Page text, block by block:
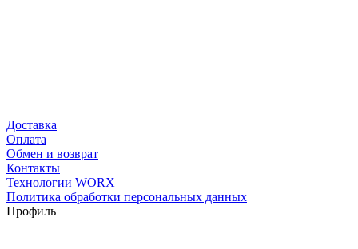
Доставка
Оплата
Обмен и возврат
Контакты
Технологии WORX
Политика обработки персональных данных
Профиль